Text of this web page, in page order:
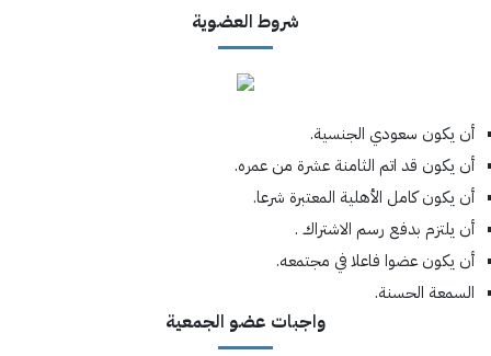
شروط العضوية
أن يكون سعودي الجنسية.
أن يكون قد اتم الثامنة عشرة من عمره.
أن يكون كامل الأهلية المعتبرة شرعا.
أن يلتزم بدفع رسم الاشتراك .
أن يكون عضوا فاعلا في مجتمعه.
السمعة الحسنة.
واجبات عضو الجمعية